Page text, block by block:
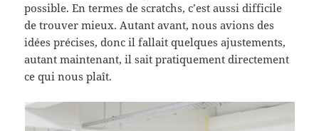
pos­si­ble. En ter­mes de scratchs, c’est aussi dif­fi­cile
de trou­ver mieux. Autant avant, nous avions des
idées pré­cises, donc il fal­lait quelques ajuste­ments,
autant main­tenant, il sait pra­tique­ment directe­ment
ce qui nous plaît.